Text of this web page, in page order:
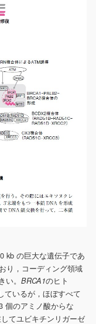
kb の巨大な遺伝子であ
り，コーディング領域
。 BRCA1のヒト
ているが，ほぼすべて
個のアミノ酸からな
てユビキチンリガーゼ